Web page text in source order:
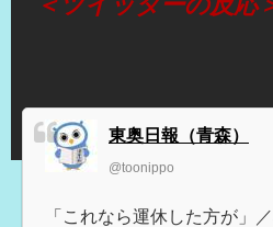
東奥日報（青森）
@toonippo
「これなら運休した方が」